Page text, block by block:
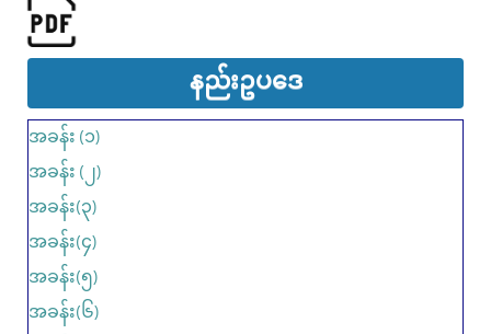
နည်းဥပ​ဒေ
အခန်း (၁)
အခန်း (၂)
အခန်း(၃)
အခန်း(၄)
အခန်း(၅)
အခန်း(၆)